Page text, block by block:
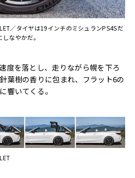
／タイヤは19インチのミシュランPS4Sだ
なやかだ。
度を落とし、走りながら幌を下ろ
葉樹の香りに包まれ、フラット6の
響いてくる。